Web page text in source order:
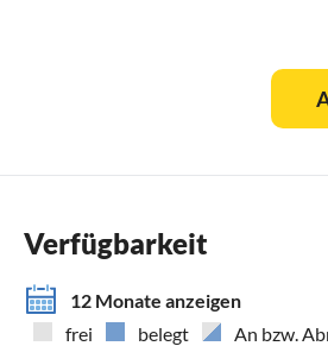
Verfügbarkeit
12 Monate anzeigen
frei
belegt An bzw.